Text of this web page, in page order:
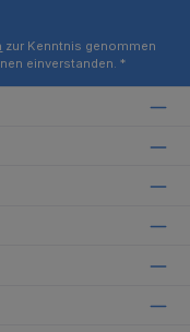
zur Kenntnis genommen
einverstanden. *